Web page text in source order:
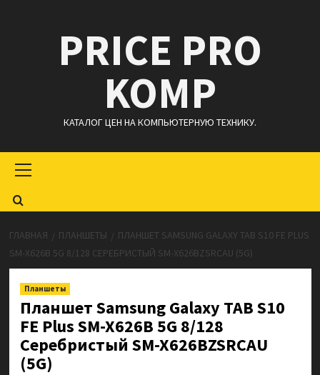
содержимомуPRICE PRO
KOMP
КАТАЛОГ ЦЕН НА КОМПЬЮТЕРНУЮ ТЕХНИКУ.
меню
ГЛАВНАЯ ПЛАНШЕТЫ
ПЛАНШЕТ SAMSUNG GALAXY TAB S10 FE PLUS
SM-X626B 5G 8/128 СЕРЕБРИСТЫЙ SM-X626BZSRCAU (5G)
Планшеты
Планшет Samsung Galaxy TAB S10
FE Plus SM-X626B 5G 8/128
Серебристый SM-X626BZSRCAU
(5G)